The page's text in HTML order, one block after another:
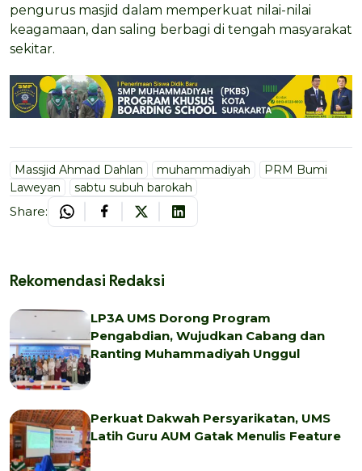
pengurus masjid dalam memperkuat nilai-nilai
keagamaan, dan saling berbagi di tengah masyarakat
sekitar.
Massjid Ahmad Dahlan muhammadiyah
PRM Bumi
Laweyan
sabtu subuh barokah
Share:
Rekomendasi Redaksi
LP3A UMS Dorong Program
Pengabdian, Wujudkan Cabang dan
Ranting Muhammadiyah Unggul
Perkuat Dakwah Persyarikatan, UMS
Latih Guru AUM Gatak Menulis Feature